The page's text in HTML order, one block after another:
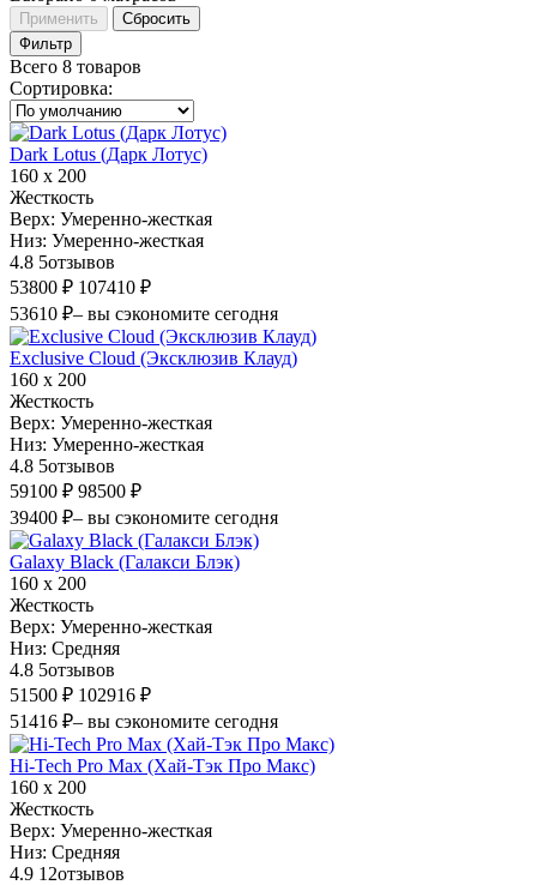
Применить
Сбросить
Фильтр
Всего 8 товаров
Сортировка:
Dark Lotus (Дарк Лотус)
160 х 200
Жесткость
Верх: Умеренно-жесткая
Низ: Умеренно-жесткая
4.8 5отзывов
53800 ₽ 107410 ₽
53610 ₽– вы сэкономите сегодня
Exclusive Cloud (Эксклюзив Клауд)
160 х 200
Жесткость
Верх: Умеренно-жесткая
Низ: Умеренно-жесткая
4.8 5отзывов
59100 ₽ 98500 ₽
39400 ₽– вы сэкономите сегодня
Galaxy Black (Галакси Блэк)
160 х 200
Жесткость
Верх: Умеренно-жесткая
Низ: Средняя
4.8 5отзывов
51500 ₽ 102916 ₽
51416 ₽– вы сэкономите сегодня
Hi-Tech Pro Max (Хай-Тэк Про Макс)
160 х 200
Жесткость
Верх: Умеренно-жесткая
Низ: Средняя
4.9 12отзывов